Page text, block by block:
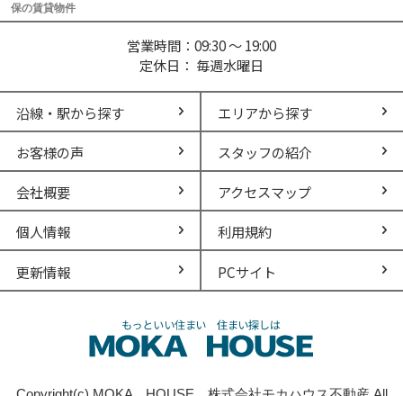
保の賃貸物件
営業時間：09:30 ～ 19:00
定休日： 毎週水曜日
沿線・駅から探す エリアから探す
お客様の声 スタッフの紹介
会社概要 アクセスマップ
個人情報 利用規約
更新情報 PCサイト